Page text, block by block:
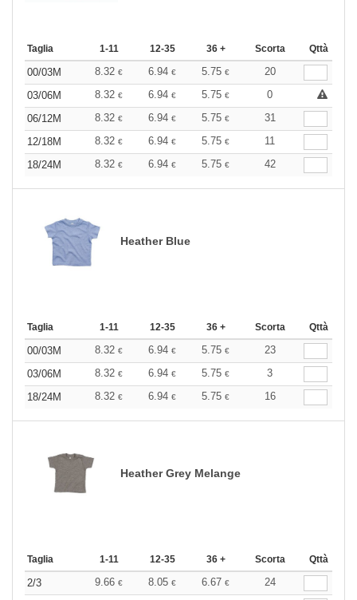
Taglia 1-11 12-35 36 + Scorta Qttà
00/03M 8.32 € 6.94 € 5.75 €
20
03/06M
8.32 € 6.94 € 5.75 €
0
06/12M
8.32 € 6.94 € 5.75 €
31
12/18M
8.32 € 6.94 € 5.75 €
11
18/24M
8.32 € 6.94 € 5.75 € 42
Heather Blue
Taglia 1-11 12-35 36 + Scorta Qttà
00/03M 8.32 € 6.94 € 5.75 €
23
03/06M
8.32 € 6.94 € 5.75 €
3
18/24M
8.32 € 6.94 € 5.75 € 16
Heather Grey Melange
Taglia 1-11 12-35 36 + Scorta Qttà
2/3 9.66 € 8.05 € 6.67 €
24